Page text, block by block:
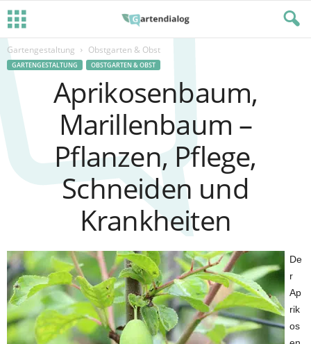
Gartengestaltung Obstgarten & Obst
GARTENGESTALTUNG OBSTGARTEN & OBST
Aprikosenbaum,
Marillenbaum –
Pflanzen, Pflege,
Schneiden und
Krankheiten
De
r
Ap
rik
os